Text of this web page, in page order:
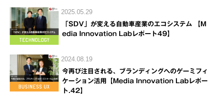
2025.05.29
「SDV」が変える自動車産業のエコシステム 【M
edia Innovation Labレポート49】
2024.08.19
今再び注目される、ブランディングへのゲーミフィ
ケーション活用【Media Innovation Labレポー
ト.42】